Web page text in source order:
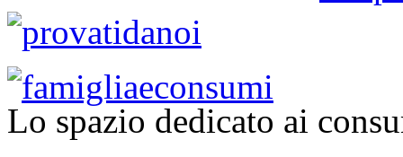
Lo spazio dedicato ai